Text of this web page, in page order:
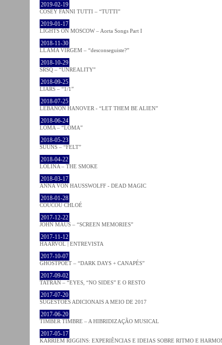
2019-02-19
COSEY FANNI TUTTI – “TUTTI”
2019-01-17
LIGHTS ON MOSCOW – Aorta Songs Part I
2018-11-30
LLAMA VIRGEM – “desconseguiste?”
2018-10-29
SRSQ – “UNREALITY”
2018-09-25
LIARS – “1/1”
2018-07-25
LEBANON HANOVER - “LET THEM BE ALIEN”
2018-06-24
LOMA – “LOMA”
2018-05-23
SUUNS – “FELT”
2018-04-22
LOLINA – THE SMOKE
2018-03-17
ANNA VON HAUSSWOLFF - DEAD MAGIC
2018-01-28
COUCOU CHLOÉ
2017-12-22
JOHN MAUS – “SCREEN MEMORIES”
2017-11-12
HAARVÖL | ENTREVISTA
2017-10-07
GHOSTPOET – “DARK DAYS + CANAPÉS”
2017-09-02
TATRAN – “EYES, “NO SIDES” E O RESTO
2017-07-20
SUGESTÕES ADICIONAIS A MEIO DE 2017
2017-06-20
TIMBER TIMBRE – A HIBRIDIZAÇÃO MUSICAL
2017-05-17
KARRIEM RIGGINS: EXPERIÊNCIAS E IDEIAS SOBRE RITMO E